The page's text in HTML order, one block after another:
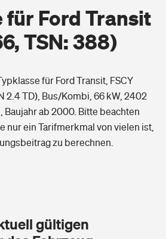
für Ford Transit
TSN: 388)
für Ford Transit, FSCY
2.4 TD), Bus/Kombi, 66 kW, 2402
Baujahr ab 2000. Bitte beachten
nur ein Tarifmerkmal von vielen ist,
zu berechnen.
gültigen